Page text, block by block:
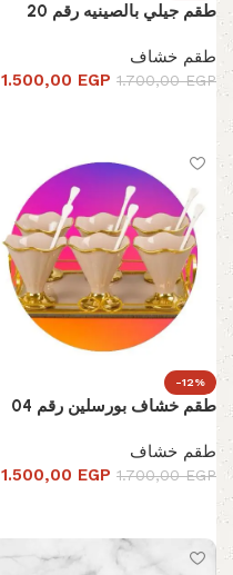
طقم جيلي بالصينيه رقم 20
طقم خشاف
1.700,00EGP
1.500,00 EGP
-12%
طقم خشاف بورسلين رقم 04
طقم خشاف
1.700,00EGP
1.500,00 EGP